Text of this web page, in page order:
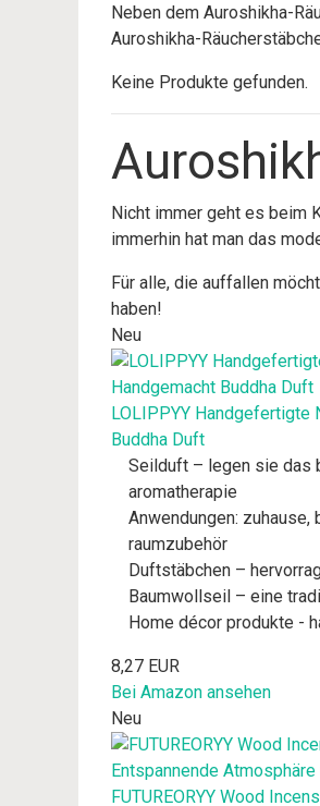
Neben dem Auroshikha-
Auroshikha-
Keine Produkte gefunden.
Nicht immer geht es beim
immerhin hat man das
Für alle, die auffallen
haben!
Neu
LOLIPPYY Handgefertigte
Buddha Duft
Seilduft – legen sie das
aromatherapie
Anwendungen:
raumzubehör
Duftstäbchen –
Baumwollseil – eine
Home décor produkte -
8,27 EUR
Bei Amazon ansehen
Neu
FUTUREORYY Wood